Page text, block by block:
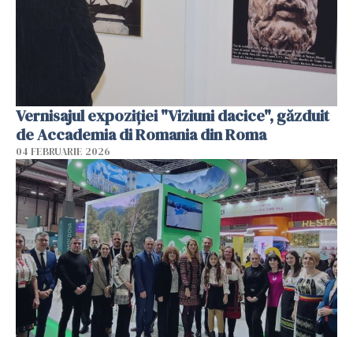
Vernisajul expoziției "Viziuni dacice", găzduit
de Accademia di Romania din Roma
04 FEBRUARIE 2026